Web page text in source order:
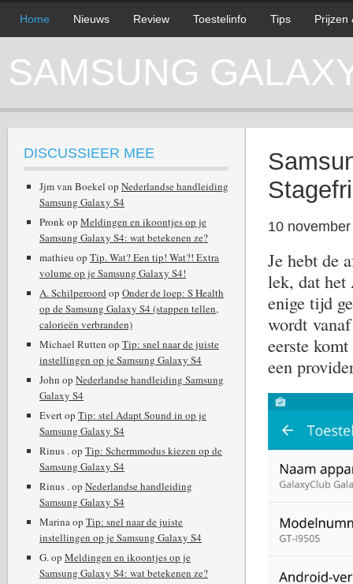
Home Nieuws Review Toestelinfo Tips Prijzen
SAMSUNG
10
Je hebt de
lek, dat het
enige tijd
wordt
eerste
een
DISCUSSIEER MEE
Jjm van Boekel op Nederlandse handleiding
Samsung Galaxy S4
Pronkop Meldingen en ikoontjes op je
Samsung Galaxy S4: wat betekenen ze?
mathieu op Tip. Wat? Een tip! Wat?! Extra
volume op je Samsung Galaxy S4!
A. Schilperoord op Onder de loep: S Health
op de Samsung Galaxy S4 (stappen tellen,
calorieën verbranden)
Michael Rutten op Tip: snel naar de juiste
instellingen op je Samsung Galaxy S4
John op Nederlandse handleiding Samsung
Galaxy S4
Evertop Tip: stel Adapt Sound in op je
Samsung Galaxy S4
Rinus .op Tip: Schermmodus kiezen op de
Samsung Galaxy S4
Rinus .op Nederlandse handleiding
Samsung Galaxy S4
Marinaop Tip: snel naar de juiste
instellingen op je Samsung Galaxy S4
G.op Meldingen en ikoontjes op je
Samsung Galaxy S4: wat betekenen ze?